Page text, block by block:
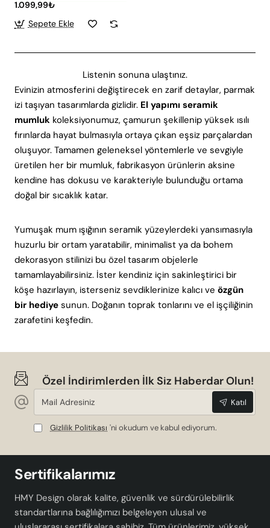
Evinizin atmosferini değiştirecek en zarif detaylar, parmak
izi taşıyan tasarımlarda gizlidir. El yapımı seramik
mumluk koleksiyonumuz, çamurun şekillenip yüksek ısılı
fırınlarda hayat bulmasıyla ortaya çıkan eşsiz parçalardan
oluşuyor. Tamamen geleneksel yöntemlerle ve sevgiyle
üretilen her bir mumluk, fabrikasyon ürünlerin aksine
kendine has dokusu ve karakteriyle bulunduğu ortama
doğal bir sıcaklık katar.
Yumuşak mum ışığının seramik yüzeylerdeki yansımasıyla
huzurlu bir ortam yaratabilir, minimalist ya da bohem
dekorasyon stilinizi bu özel tasarım objelerle
tamamlayabilirsiniz. İster kendiniz için sakinleştirici bir
köşe hazırlayın, isterseniz sevdiklerinize kalıcı ve özgün
bir hediye sunun. Doğanın toprak tonlarını ve el işçiliğinin
zarafetini keşfedin.
1.099,99₺
Sepete Ekle
Listenin sonuna ulaştınız.
Özel İndirimlerden İlk Siz Haberdar Olun!
Mail
Adresiniz
Katıl
Gizlilik Politikası 'ni okudum ve kabul ediyorum.
Sertifikalarımız
HMY Design olarak kalite, güvenlik ve sürdürülebilirlik
standartlarına bağlılığımızı belgeleyen ulusal ve